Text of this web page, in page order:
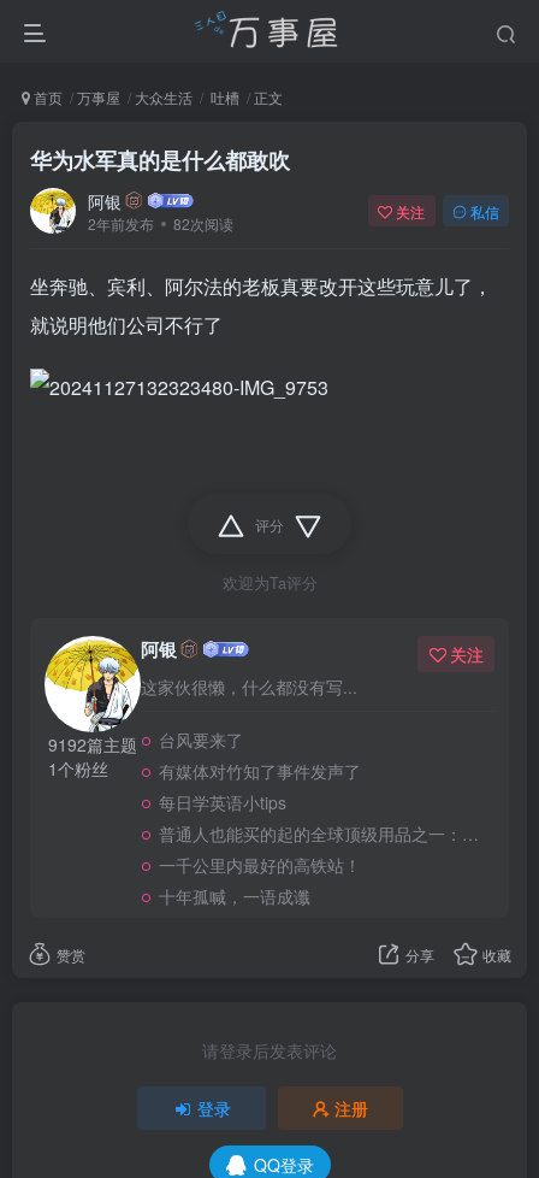
首页 万事屋 大众生活 吐槽 正文
华为水军真的是什么都敢吹
阿银
2年前发布 82次阅读
关注 私信
坐奔驰、宾利、阿尔法的老板真要改开这些玩意儿了，
就说明他们公司不行了
评分
欢迎为Ta评分
9192篇主题
1个粉丝
阿银
这家伙很懒，什么都没有写...
关注
台风要来了
有媒体对竹知了事件发声了
每日学英语小tips
普通人也能买的起的全球顶级用品之一：WD-40润滑除锈剂！
一千公里内最好的高铁站！
十年孤喊，一语成谶
赞赏 分享 收藏
请登录后发表评论
登录 注册
QQ登录